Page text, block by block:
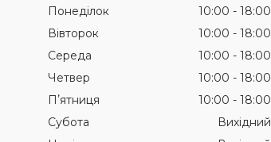
Понеділок 10:00
18:00
Вівторок
10:00
18:00
Середа
10:00
18:00
Четвер
10:00
18:00
Пʼятниця
10:00
18:00
Субота
Вихідний